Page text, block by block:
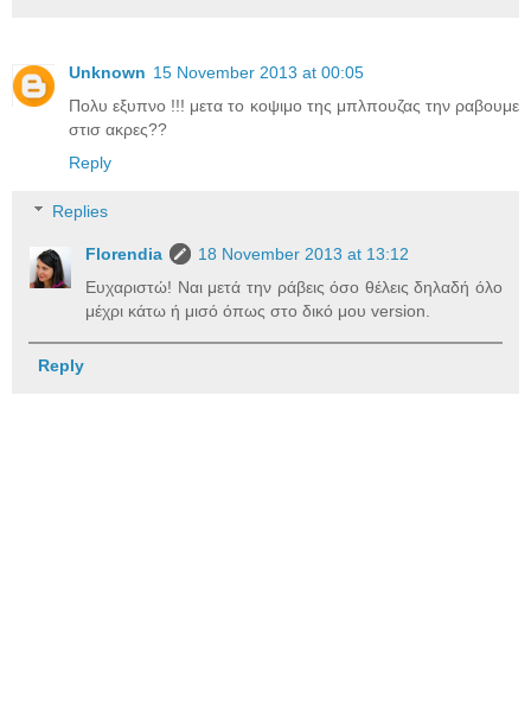
Unknown 15 November 2013 at 00:05
Πολυ εξυπνο !!! μετα το κοψιμο της μπλπουζας την ραβουμε
στισ ακρες??
Reply
Replies
Florendia
18 November 2013 at 13:12
Ευχαριστώ! Ναι μετά την ράβεις όσο θέλεις δηλαδή όλο
μέχρι κάτω ή μισό όπως στο δικό μου version.
Reply